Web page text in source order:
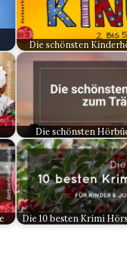
Die schönsten
Die schönsten
Die 10 besten Krimi